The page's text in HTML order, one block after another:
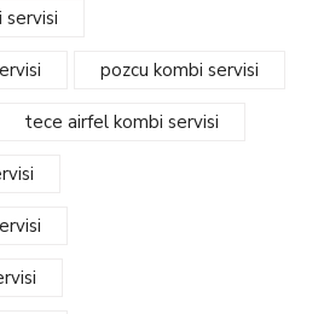
pozcu kombi servisi
tece airfel kombi servisi